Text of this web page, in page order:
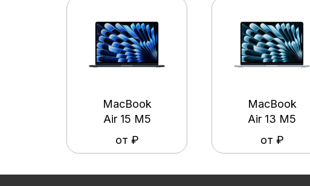
от ₽
MacBook
Air 15 M5
от ₽
MacBook
Air 13 M5